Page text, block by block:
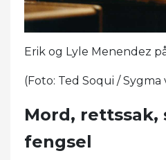
Erik og Lyle Menendez
(Foto: Ted Soqui / Sygma
Mord, rettssak,
fengsel